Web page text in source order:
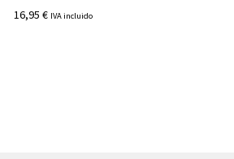
16,95€ IVA incluido